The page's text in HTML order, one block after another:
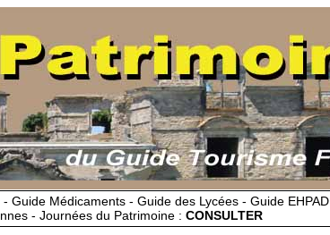
Médicaments - Guide des Lycées - Guide EHPAD
- Journées du Patrimoine : CONSULTER